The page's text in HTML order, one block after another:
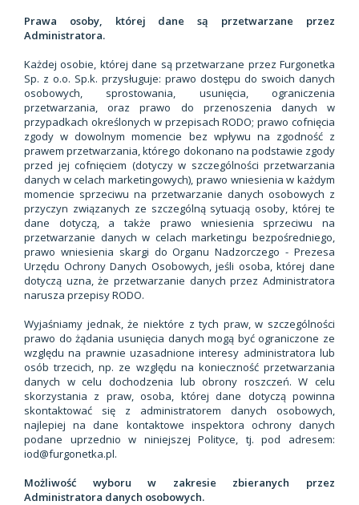
Prawa osoby, której dane są przetwarzane przez
Administratora.
Każdej osobie, której dane są przetwarzane przez Furgonetka
Sp. z o.o. Sp.k. przysługuje: prawo dostępu do swoich danych
osobowych, sprostowania, usunięcia, ograniczenia
przetwarzania, oraz prawo do przenoszenia danych w
przypadkach określonych w przepisach RODO; prawo cofnięcia
zgody w dowolnym momencie bez wpływu na zgodność z
prawem przetwarzania, którego dokonano na podstawie zgody
przed jej cofnięciem (dotyczy w szczególności przetwarzania
danych w celach marketingowych), prawo wniesienia w każdym
momencie sprzeciwu na przetwarzanie danych osobowych z
przyczyn związanych ze szczególną sytuacją osoby, której te
dane dotyczą, a także prawo wniesienia sprzeciwu na
przetwarzanie danych w celach marketingu bezpośredniego,
prawo wniesienia skargi do Organu Nadzorczego - Prezesa
Urzędu Ochrony Danych Osobowych, jeśli osoba, której dane
dotyczą uzna, że przetwarzanie danych przez Administratora
narusza przepisy RODO.
Wyjaśniamy jednak, że niektóre z tych praw, w szczególności
prawo do żądania usunięcia danych mogą być ograniczone ze
względu na prawnie uzasadnione interesy administratora lub
osób trzecich, np. ze względu na konieczność przetwarzania
danych w celu dochodzenia lub obrony roszczeń. W celu
skorzystania z praw, osoba, której dane dotyczą powinna
skontaktować się z administratorem danych osobowych,
najlepiej na dane kontaktowe inspektora ochrony danych
podane uprzednio w niniejszej Polityce, tj. pod adresem:
iod@furgonetka.pl.
Możliwość wyboru w zakresie zbieranych przez
Administratora danych osobowych.